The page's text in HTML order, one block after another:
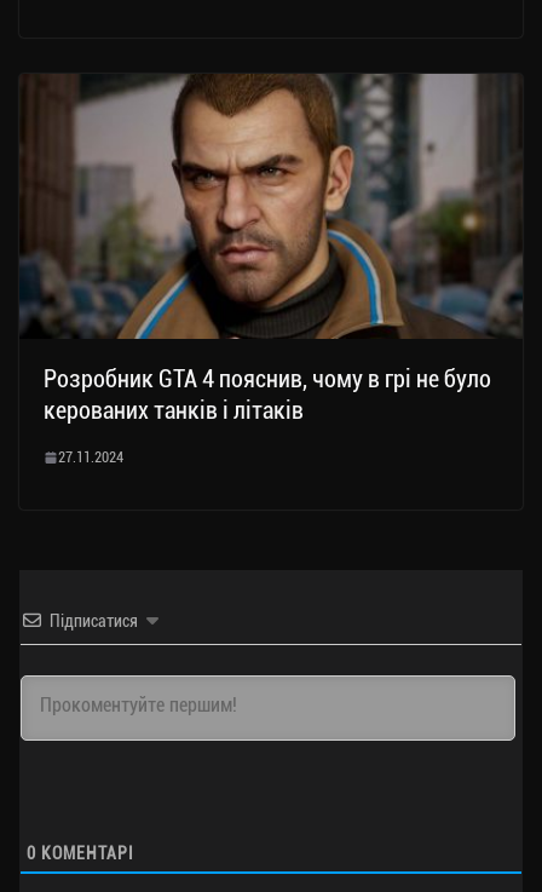
Розробник GTA 4 пояснив, чому в грі не було
керованих танків і літаків
27.11.2024
Підписатися
0 КОМЕНТАРІ